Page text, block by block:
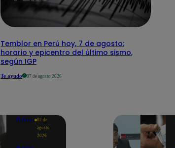
Temblor en Perú hoy, 7 de agosto:
horario y epicentro del último sismo,
según IGP
Te ayudo 07 de agosto 2026
Política 07 de
agosto
2026